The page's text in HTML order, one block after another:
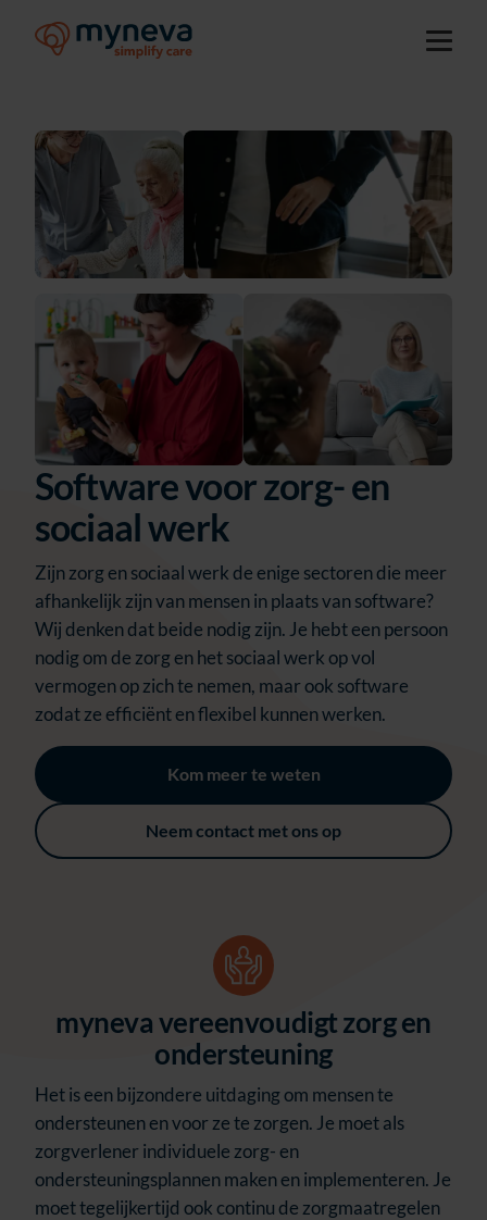
Software voor zorg- en
sociaal werk
Zijn zorg en sociaal werk de enige sectoren die meer
afhankelijk zijn van mensen in plaats van software?
Wij denken dat beide nodig zijn. Je hebt een persoon
nodig om de zorg en het sociaal werk op vol
vermogen op zich te nemen, maar ook software
zodat ze efficiënt en flexibel kunnen werken.
Kom meer te weten
Neem contact met ons op
myneva vereenvoudigt zorg en
ondersteuning
Het is een bijzondere uitdaging om mensen te
ondersteunen en voor ze te zorgen. Je moet als
zorgverlener individuele zorg- en
ondersteuningsplannen maken en implementeren. Je
moet tegelijkertijd ook continu de zorgmaatregelen